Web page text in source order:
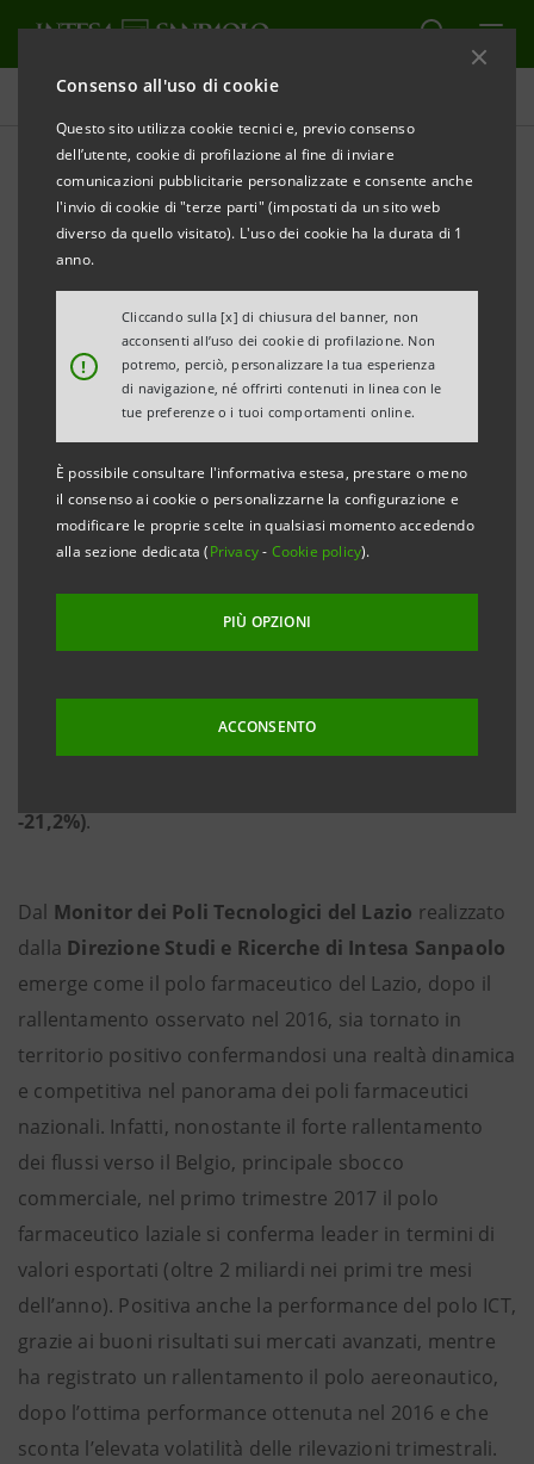
Consenso all'uso di cookie
Questo sito utilizza cookie tecnici e, previo consenso
dell’utente, cookie di profilazione al fine di inviare
comunicazioni pubblicitarie personalizzate e consente anche
l'invio di cookie di "terze parti" (impostati da un sito web
diverso da quello visitato). L'uso dei cookie ha la durata di 1
anno.
!
Cliccando sulla [x] di chiusura del banner, non
acconsenti all’uso dei cookie di profilazione. Non
potremo, perciò, personalizzare la tua esperienza
di navigazione, né offrirti contenuti in linea con le
tue preferenze o i tuoi comportamenti online.
È possibile consultare l'informativa estesa, prestare o meno
il consenso ai cookie o personalizzarne la configurazione e
modificare le proprie scelte in qualsiasi momento accedendo
alla sezione dedicata (Privacy- Cookie policy).
PIÙ OPZIONI
ACCONSENTO
Comunicati stampa
STAMPA AGGIORNA
COMUNICATO STAMPA
INTESA SANPAOLO:
MONITOR DEI POLI TECNOLOGICI DEL LAZIO
Realizzato dalla Direzione Studi e Ricerche di
Intesa Sanpaolo
• Dati al 31/03/2017
del Lazio (+1,1%) e per l’ICT romano (+10,7%),
-21,2%).
Dal Monitor dei Poli Tecnologici del Lazio realizzato
dalla Direzione Studi e Ricerche di Intesa Sanpaolo
emerge come il polo farmaceutico del Lazio, dopo il
rallentamento osservato nel 2016, sia tornato in
territorio positivo confermandosi una realtà dinamica
e competitiva nel panorama dei poli farmaceutici
nazionali. Infatti, nonostante il forte rallentamento
dei flussi verso il Belgio, principale sbocco
commerciale, nel primo trimestre 2017 il polo
farmaceutico laziale si conferma leader in termini di
valori esportati (oltre 2 miliardi nei primi tre mesi
dell’anno). Positiva anche la performance del polo ICT,
grazie ai buoni risultati sui mercati avanzati, mentre
ha registrato un rallentamento il polo aereonautico,
dopo l’ottima performance ottenuta nel 2016 e che
sconta l’elevata volatilità delle rilevazioni trimestrali.